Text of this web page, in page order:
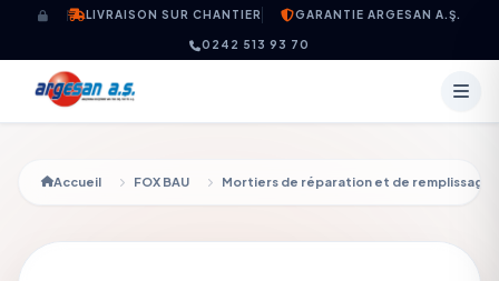
Aller au contenuLIVRAISON SUR CHANTIER GARANTIE ARGESAN A.Ş.
0242 513 93 70
Accueil FOX BAU Mortiers de réparation et de remplissage